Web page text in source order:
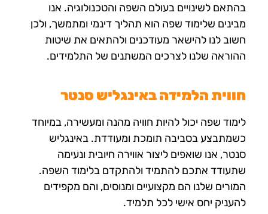
בהתאם לשינויים בעולם השפה והטכנולוגיה. אנו
מבינים שלימוד שפה הוא תהליך דינמי ומתמשך, ולכן
חשוב לנו להישאר מעודכנים ולהתאים את שיטות
ההוראה שלנו לצרכים המשתנים של התלמידים.
חווית הלמידה באינגליש סנטר
לימוד שפה יכול להיות חוויה מהנה ומעשירה, במיוחד
כשמתבצע בסביבה תומכת ומעודדת. באינגליש
סנטר, אנו שואפים ליצור אווירה חיובית ונעימה
שתעודד אתכם להתמיד ולהתקדם בלימוד השפה.
המורים שלנו הם מקצועיים ומנוסים, והם מקפידים
להעניק יחס אישי לכל תלמיד.